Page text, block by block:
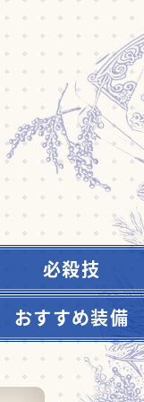
必殺技
おすすめ装備